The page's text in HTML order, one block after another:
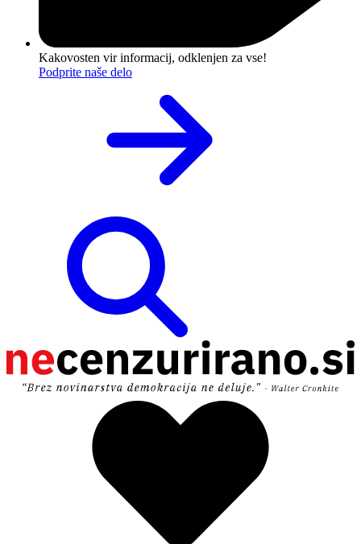
Kakovosten vir informacij, odklenjen za vse!
Podprite naše delo